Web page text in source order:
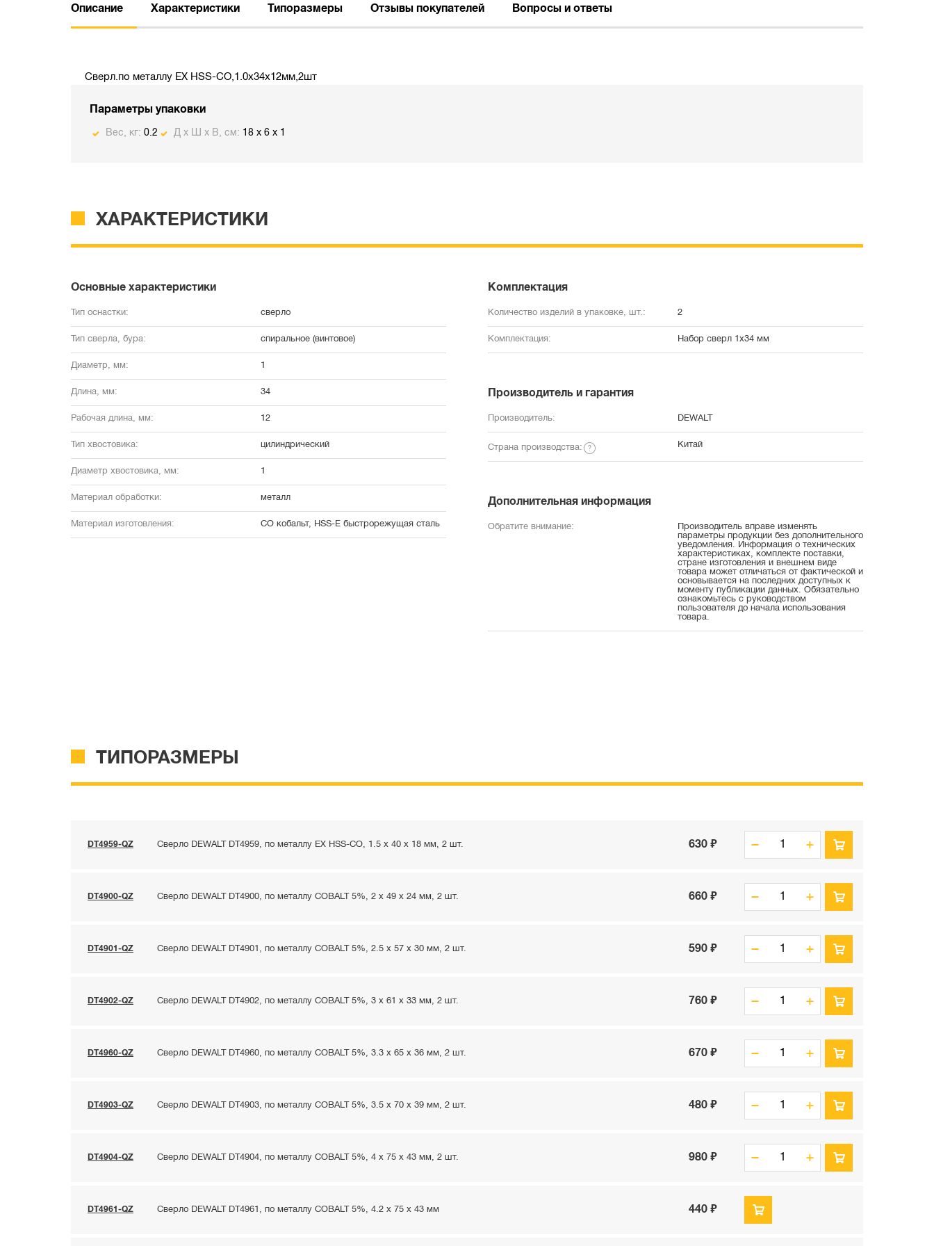
Описание Характеристики Типоразмеры Отзывы покупателей Вопросы и ответы
Сверл.по металлу EX HSS-CO,1.0х34х12мм,2шт
Параметры упаковки
Вес, кг: 0.2 Д х Ш х В, см: 18 x 6 x 1
ХАРАКТЕРИСТИКИ
Основные характеристики
Тип оснастки: сверло
Тип сверла, бура: спиральное (винтовое)
Диаметр, мм: 1
Длина, мм: 34
Рабочая длина, мм: 12
Тип хвостовика: цилиндрический
Диаметр хвостовика, мм: 1
Материал обработки: металл
Материал изготовления: CO кобальт, HSS-E быстрорежущая сталь
Комплектация
Количество изделий в упаковке, шт.: 2
Комплектация: Набор сверл 1x34 мм
Производитель и гарантия
Производитель: DEWALT
Страна производства: Китай
Дополнительная информация
Обратите внимание:
Производитель вправе изменять
параметры продукции без дополнительного
уведомления. Информация о технических
характеристиках, комплекте поставки,
стране изготовления и внешнем виде
товара может отличаться от фактической и
основывается на последних доступных к
моменту публикации данных. Обязательно
ознакомьтесь с руководством
пользователя до начала использования
товара.
ТИПОРАЗМЕРЫ
DT4959-QZ Сверло DEWALT DT4959, по металлу EX HSS-CO, 1.5 x 40 x 18 мм, 2 шт. 630 ₽
DT4900-QZ Сверло DEWALT DT4900, по металлу COBALT 5%, 2 x 49 x 24 мм, 2 шт. 660 ₽
DT4901-QZ Сверло DEWALT DT4901, по металлу COBALT 5%, 2.5 x 57 x 30 мм, 2 шт. 590 ₽
DT4902-QZ Сверло DEWALT DT4902, по металлу COBALT 5%, 3 x 61 x 33 мм, 2 шт. 760 ₽
DT4960-QZ Сверло DEWALT DT4960, по металлу COBALT 5%, 3.3 x 65 x 36 мм, 2 шт. 670 ₽
DT4903-QZ Сверло DEWALT DT4903, по металлу COBALT 5%, 3.5 x 70 x 39 мм, 2 шт. 480 ₽
DT4904-QZ Сверло DEWALT DT4904, по металлу COBALT 5%, 4 x 75 x 43 мм, 2 шт. 980 ₽
DT4961-QZ Сверло DEWALT DT4961, по металлу COBALT 5%, 4.2 x 75 x 43 мм 440 ₽